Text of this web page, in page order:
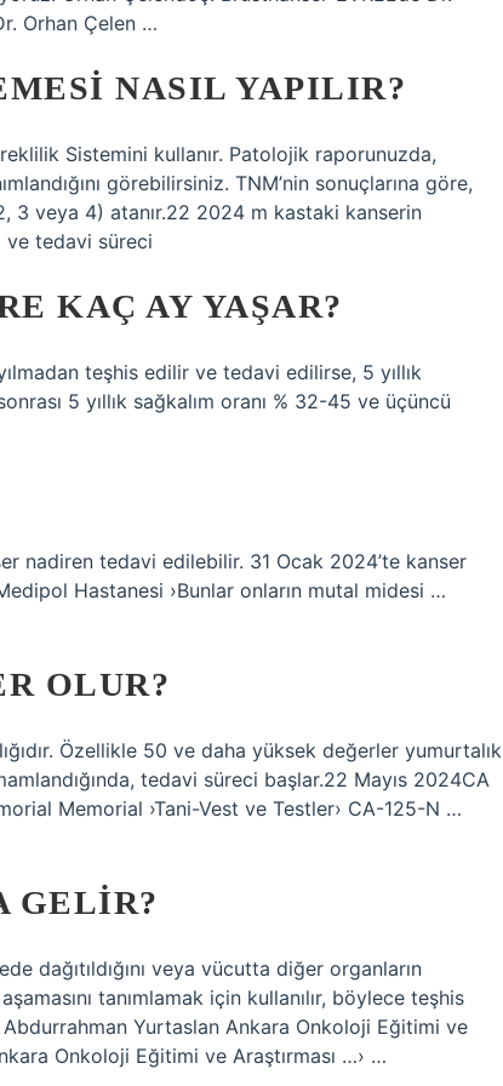
Orhan Çelen …
NASIL YAPILIR?
Sistemini kullanır. Patolojik raporunuzda,
görebilirsiniz. TNM’nin sonuçlarına göre,
3 veya 4) atanır.22 2024 m kastaki kanserin
ve tedavi süreci
KAÇ AY YAŞAR?
teşhis edilir ve tedavi edilirse, 5 yıllık
5 yıllık sağkalım oranı % 32-45 ve üçüncü
nadiren tedavi edilebilir. 31 Ocak 2024’te kanser
Hastanesi ›Bunlar onların mutal midesi …
OLUR?
Özellikle 50 ve daha yüksek değerler yumurtalık
tedavi süreci başlar.22 Mayıs 2024CA
Memorial ›Tani-Vest ve Testler› CA-125-N …
GELIR?
dağıtıldığını veya vücutta diğer organların
tanımlamak için kullanılır, böylece teşhis
Yurtaslan Ankara Onkoloji Eğitimi ve
Onkoloji Eğitimi ve Araştırması …› …